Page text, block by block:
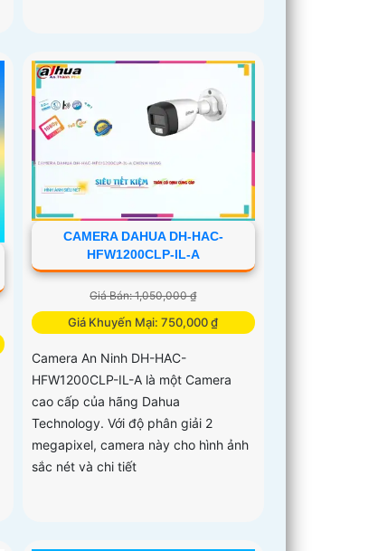
CAMERA DAHUA DH-HAC-
HFW1200CLP-IL-A
Giá Bán: 1,050,000 ₫
Giá Khuyến Mại: 750,000 ₫
Camera An Ninh DH-HAC-
HFW1200CLP-IL-A là một Camera
cao cấp của hãng Dahua
Technology. Với độ phân giải 2
megapixel, camera này cho hình ảnh
sắc nét và chi tiết